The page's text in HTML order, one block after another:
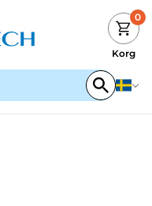
0
Korg